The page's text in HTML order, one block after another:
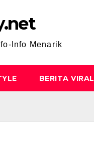
Info Menarik
BERITA VIRAL